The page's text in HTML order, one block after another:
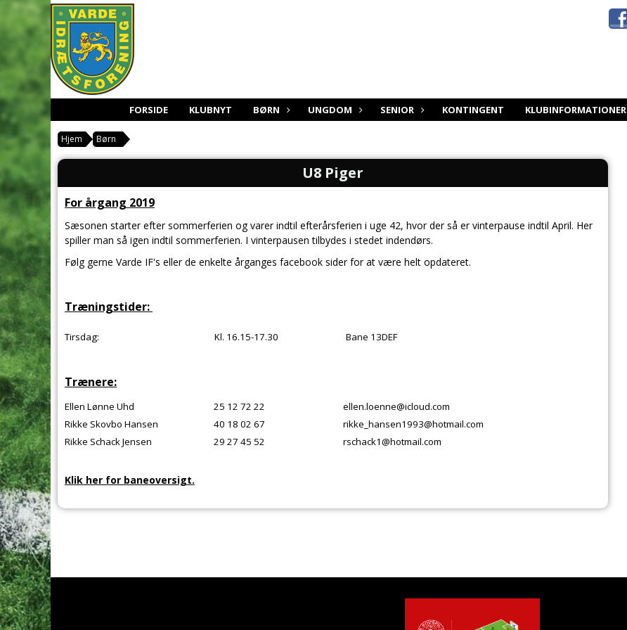
FORSIDE KLUBNYT BØRN UNGDOM SENIOR KONTINGENT KLUBINFORMATIONER
Hjem Børn
U8 Piger
For årgang 2019
Sæsonen starter efter sommerferien og varer indtil efterårsferien i uge 42, hvor der så er vinterpause indtil April. Her
spiller man så igen indtil sommerferien. I vinterpausen tilbydes i stedet indendørs.
Følg gerne Varde IF's eller de enkelte årganges facebook sider for at være helt opdateret.
Træningstider:
Tirsdag: Kl. 16.15-17.30 Bane 13DEF
Trænere:
Ellen Lønne Uhd 25 12 72 22
ellen.loenne@icloud.com
Rikke Skovbo Hansen
40 18 02 67
rikke_hansen1993@hotmail.com
Rikke Schack Jensen
29 27 45 52 rschack1@hotmail.com
Klik her for baneoversigt.